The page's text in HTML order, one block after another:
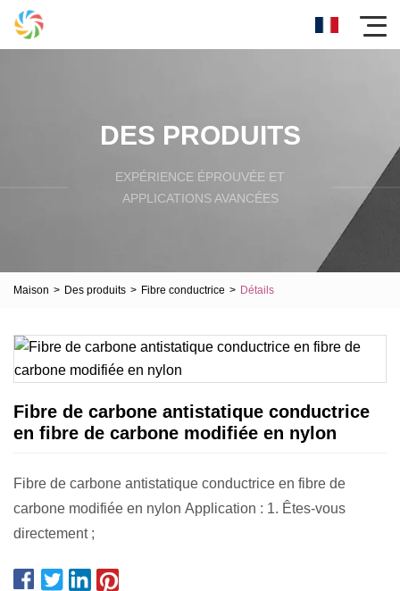
DES PRODUITS
EXPÉRIENCE ÉPROUVÉE ET
APPLICATIONS AVANCÉES
Maison > Des produits > Fibre conductrice > Détails
Fibre de carbone antistatique conductrice
en fibre de carbone modifiée en nylon
Fibre de carbone antistatique conductrice en fibre de
carbone modifiée en nylon Application : 1. Êtes-vous
directement ;